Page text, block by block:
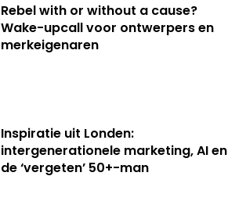
Rebel with or without a cause?
Wake-upcall voor ontwerpers en
merkeigenaren
Inspiratie uit Londen:
intergenerationele marketing, AI en
de ‘vergeten’ 50+-man